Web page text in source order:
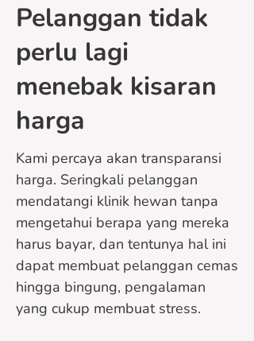
Pelanggan tidak
perlu lagi
menebak kisaran
harga
Kami percaya akan transparansi
harga. Seringkali pelanggan
mendatangi klinik hewan tanpa
mengetahui berapa yang mereka
harus bayar, dan tentunya hal ini
dapat membuat pelanggan cemas
hingga bingung, pengalaman
yang cukup membuat stress.